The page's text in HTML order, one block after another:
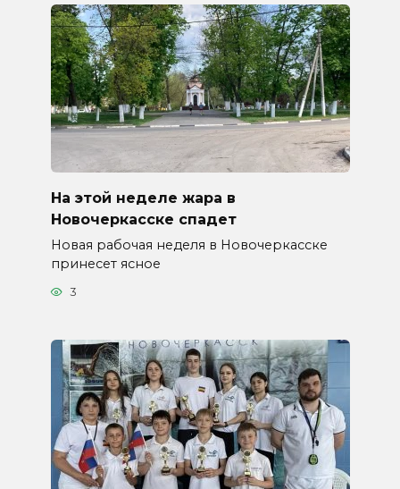
На этой неделе жара в
Новочеркасске спадет
Новая рабочая неделя в Новочеркасске
принесет ясное
3